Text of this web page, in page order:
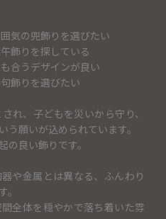
気の兜飾りを選びたい
飾りを探している
合うデザインが良い
飾りを選びたい
れ、子どもを災いから守り、
願いが込められています。
良い飾りです。
や金属とは異なる、ふんわり
全体を穏やかで落ち着いた雰